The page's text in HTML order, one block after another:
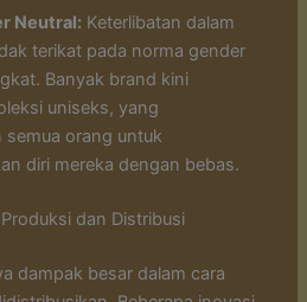
Neutral: Keterlibatan dalam
terikat pada norma gender
Banyak brand kini
uniseks, yang
semua orang untuk
diri mereka dengan bebas.
dan Distribusi
dampak besar dalam cara